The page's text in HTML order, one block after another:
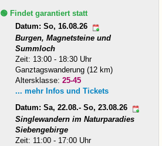
🟢 Findet garantiert statt
Datum: So, 16.08.26
Burgen, Magnetsteine und
Summloch
Zeit: 13:00 - 18:30 Uhr
Ganztagswanderung (12 km)
Altersklasse:25-45
... mehr Infos und Tickets
Datum: Sa, 22.08.- So, 23.08.26
Singlewandern im Naturparadies
Siebengebirge
Zeit: 11:00 - 17:00 Uhr